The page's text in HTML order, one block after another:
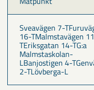
Sveavägen 7-
16-TMalmstavägen
TEriksgatan 14-TG:a
Malmstaskolan-
LBanjostigen 4-
2-TLövberga-L